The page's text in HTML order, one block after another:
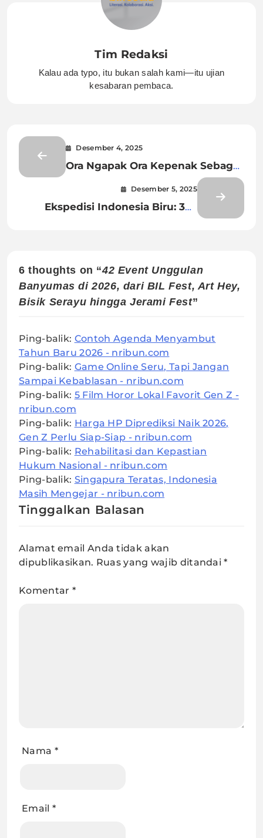
Tim Redaksi
Kalau ada typo, itu bukan salah kami—itu ujian
kesabaran pembaca.
Desember 4, 2025
Ora Ngapak Ora Kepenak Sebagai
Desember 5, 2025
Ekspedisi Indonesia Biru: 365
6 thoughts on “42 Event Unggulan
Banyumas di 2026, dari BIL Fest, Art Hey,
Bisik Serayu hingga Jerami Fest”
Ping-balik: Contoh Agenda Menyambut
Tahun Baru 2026 - nribun.com
Ping-balik: Game Online Seru, Tapi Jangan
Sampai Kebablasan - nribun.com
Ping-balik: 5 Film Horor Lokal Favorit Gen Z -
nribun.com
Ping-balik: Harga HP Diprediksi Naik 2026,
Gen Z Perlu Siap-Siap - nribun.com
Ping-balik: Rehabilitasi dan Kepastian
Hukum Nasional - nribun.com
Ping-balik: Singapura Teratas, Indonesia
Masih Mengejar - nribun.com
Tinggalkan Balasan
Alamat email Anda tidak akan
dipublikasikan. Ruas yang wajib ditandai*
Komentar *
Nama *
Email *